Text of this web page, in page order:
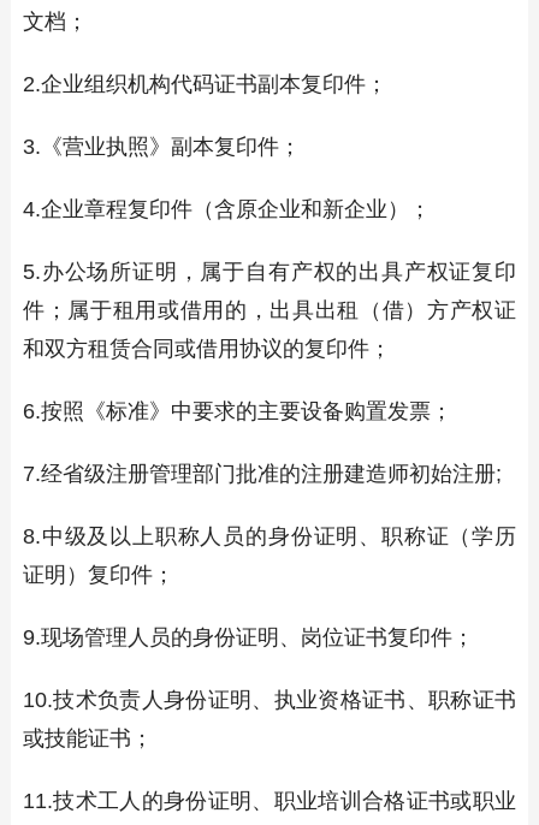
文档；
2.企业组织机构代码证书副本复印件；
3.《营业执照》副本复印件；
4.企业章程复印件（含原企业和新企业）；
5.办公场所证明，属于自有产权的出具产权证复印
件；属于租用或借用的，出具出租（借）方产权证
和双方租赁合同或借用协议的复印件；
6.按照《标准》中要求的主要设备购置发票；
7.经省级注册管理部门批准的注册建造师初始注册;
8.中级及以上职称人员的身份证明、职称证（学历
证明）复印件；
9.现场管理人员的身份证明、岗位证书复印件；
10.技术负责人身份证明、执业资格证书、职称证书
或技能证书；
11.技术工人的身份证明、职业培训合格证书或职业